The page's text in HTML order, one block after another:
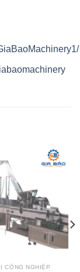
CÔNG NGHIỆP